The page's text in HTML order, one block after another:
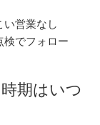
い営業なし
検でフォロー
期はいつ